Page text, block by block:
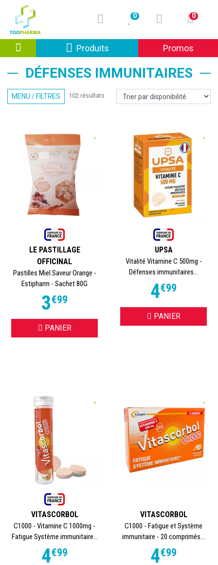
0 0
ProduitsAfficher la navigation
Promos
DÉFENSES IMMUNITAIRES
MENU / FILTRES 102 résultats
LE PASTILLAGE
OFFICINAL
Pastilles Miel Saveur Orange -
Estipharm - Sachet 80G
3€99
PANIER
UPSA
Vitalité Vitamine C 500mg -
Défenses immunitaires...
4€99
PANIER
VITASCORBOL
C1000 - Vitamine C 1000mg -
Fatigue Système immunitaire...
4€99
VITASCORBOL
C1000 - Fatigue et Système
immunitaire - 20 comprimés...
4€99